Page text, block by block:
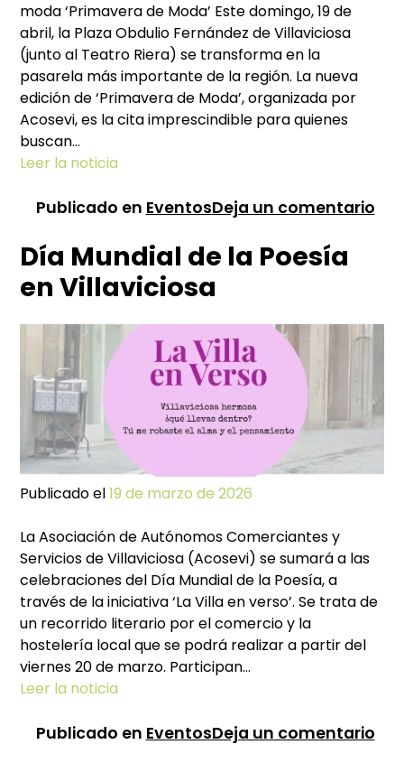
moda ‘Primavera de Moda’ Este domingo, 19 de
abril, la Plaza Obdulio Fernández de Villaviciosa
(junto al Teatro Riera) se transforma en la
pasarela más importante de la región. La nueva
edición de ‘Primavera de Moda’, organizada por
Acosevi, es la cita imprescindible para quienes
buscan…
Leer la noticia
Publicado en EventosDeja un comentarioen
Día Mundial de la Poesía
en Villaviciosa
Publicado el19 de marzo de 2026
La Asociación de Autónomos Comerciantes y
Servicios de Villaviciosa (Acosevi) se sumará a las
celebraciones del Día Mundial de la Poesía, a
través de la iniciativa ‘La Villa en verso’. Se trata de
un recorrido literario por el comercio y la
hostelería local que se podrá realizar a partir del
viernes 20 de marzo. Participan…
Leer la noticia
Publicado en EventosDeja un comentarioen